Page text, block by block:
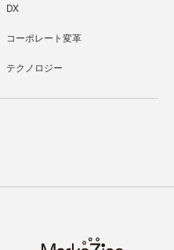
DX
コーポレート変革
テクノロジー